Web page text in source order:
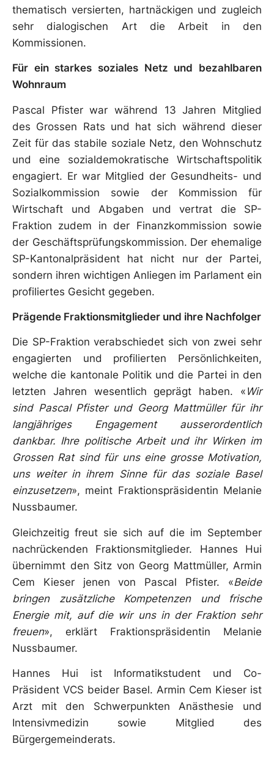
thematisch versierten, hartnäckigen und zugleich
sehr dialogischen Art die Arbeit in den
Kommissionen.
Für ein starkes soziales Netz und bezahlbaren
Wohnraum
Pascal Pfister war während 13 Jahren Mitglied
des Grossen Rats und hat sich während dieser
Zeit für das stabile soziale Netz, den Wohnschutz
und eine sozialdemokratische Wirtschaftspolitik
engagiert. Er war Mitglied der Gesundheits- und
Sozialkommission sowie der Kommission für
Wirtschaft und Abgaben und vertrat die SP-
Fraktion zudem in der Finanzkommission sowie
der Geschäftsprüfungskommission. Der ehemalige
SP-Kantonalpräsident hat nicht nur der Partei,
sondern ihren wichtigen Anliegen im Parlament ein
profiliertes Gesicht gegeben.
Prägende Fraktionsmitglieder und ihre Nachfolger
Die SP-Fraktion verabschiedet sich von zwei sehr
engagierten und profilierten Persönlichkeiten,
welche die kantonale Politik und die Partei in den
letzten Jahren wesentlich geprägt haben. « Wir
sind Pascal Pfister und Georg Mattmüller für ihr
langjähriges Engagement ausserordentlich
dankbar. Ihre politische Arbeit und ihr Wirken im
Grossen Rat sind für uns eine grosse Motivation,
uns weiter in ihrem Sinne für das soziale Basel
einzusetzen», meint Fraktionspräsidentin Melanie
Nussbaumer.
Gleichzeitig freut sie sich auf die im September
nachrückenden Fraktionsmitglieder. Hannes Hui
übernimmt den Sitz von Georg Mattmüller, Armin
Cem Kieser jenen von Pascal Pfister. «Beide
bringen zusätzliche Kompetenzen und frische
Energie mit, auf die wir uns in der Fraktion sehr
freuen», erklärt Fraktionspräsidentin Melanie
Nussbaumer.
Hannes Hui ist Informatikstudent und Co-
Präsident VCS beider Basel. Armin Cem Kieser ist
Arzt mit den Schwerpunkten Anästhesie und
Intensivmedizin sowie Mitglied des
Bürgergemeinderats.